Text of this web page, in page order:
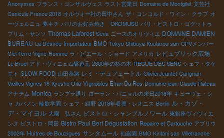
Anonymes フランス・ゴンザルヴェス ラスト営業日 Domaine de Montgilet 文芸社
Canicule France 2018 オルヴォー社の田中さん ザ・コンコルド・ワイン・クラブ オ
ーヴェルニュ 夢キチ パリのお好み焼き OKOMUSU パリ・ビストロ・ゴグットゥ
プリム・サンソ Thomas Laforest Sena ニースのオリヴィエ DOMAINE DAMIEN
BUREAU La Désirée Importateur BMO Tokyo Shibuya Koutarou san CPVメンバー
Ciel-Terre-Vigne-Homme ラ・ピエール・ショード アメリカ レピュブリック広場
Le Bruel アド・ヴィニュム醸造元 2300年の杉の木 RECUE DES SENS シェフ・タケ
モト SLOW FOOD 山田恭路 レミ・デュフェートル OlivierJeantet Carignan
Vieilles Vignes 16 Kyushu Oita Vignobles Elian Da Ros Domaine jean-Claude Rateau
アナテム Monica ランブラ通り ローラン・バニョルの来日2018年 キューヴェ・シ
ャ カバノン 輪飲学園 シェフ・紺野 2018年収穫・レオニス Berlin ル・カゾ・
デ・マイヨル 大園 弘さん ビストロ・シャンブルノワール 東銀座ヴィヴィエ
ンヌ ビストロ・岡田 Bistro Paul Bert Dégustation Repaire et Cartouche アブリウ
2002年 Huitres de Bouzigues サンタムール 仙巌園 BMO Kiritani san Villefranche